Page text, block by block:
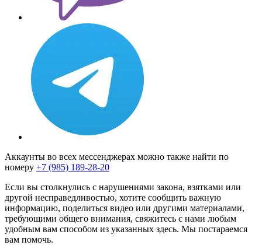
Аккаунты во всех мессенджерах можно также найти по
номеру +7 (985) 189-28-20
Если вы столкнулись с нарушениями закона, взятками или
другой несправедливостью, хотите сообщить важную
информацию, поделиться видео или другими материалами,
требующими общего внимания, свяжитесь с нами любым
удобным вам способом из указанных здесь. Мы постараемся
вам помочь.